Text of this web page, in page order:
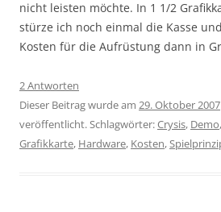
nicht leisten möchte. In 1 1/2
stürze ich noch einmal die Kasse
Kosten für die Aufrüstung dann in
2 Antworten
Dieser Beitrag wurde am 29. Oktober 2007
veröffentlicht. Schlagwörter:Crysis, Demo,
Grafikkarte, Hardware, Kosten,